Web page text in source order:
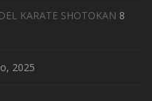
KARATE SHOTOKAN 8
2025